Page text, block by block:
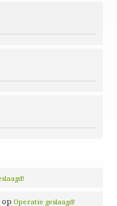
op Operatie geslaagd!